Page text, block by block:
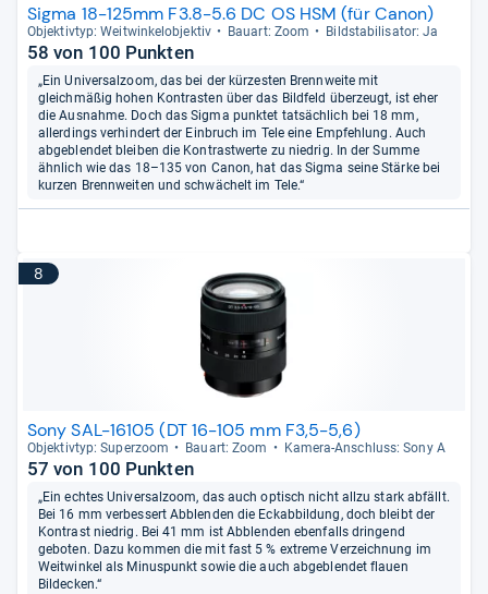
Sigma 18-125mm F3.8-5.6 DC OS HSM (für Canon)
Objek­tiv­typ: Weit­win­kel­ob­jek­tiv Bau­art: Zoom Bild­sta­bi­li­sa­tor: Ja
58 von 100 Punkten
„Ein Universalzoom, das bei der kürzesten Brennweite mit
gleichmäßig hohen Kontrasten über das Bildfeld überzeugt, ist eher
die Ausnahme. Doch das Sigma punktet tatsächlich bei 18 mm,
allerdings verhindert der Einbruch im Tele eine Empfehlung. Auch
abgeblendet bleiben die Kontrastwerte zu niedrig. In der Summe
ähnlich wie das 18–135 von Canon, hat das Sigma seine Stärke bei
kurzen Brennweiten und schwächelt im Tele.“
8
Sony SAL-16105 (DT 16-105 mm F3,5-5,6)
Objek­tiv­typ: Super­zoom Bau­art: Zoom Kamera-​Anschluss: Sony A
57 von 100 Punkten
„Ein echtes Universalzoom, das auch optisch nicht allzu stark abfällt.
Bei 16 mm verbessert Abblenden die Eckabbildung, doch bleibt der
Kontrast niedrig. Bei 41 mm ist Abblenden ebenfalls dringend
geboten. Dazu kommen die mit fast 5 % extreme Verzeichnung im
Weitwinkel als Minuspunkt sowie die auch abgeblendet flauen
Bildecken.“